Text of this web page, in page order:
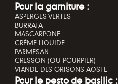
Pour la garniture :
ASPERGES VERTES
BURRATA
MASCARPONE
CRÈME LIQUIDE
PARMESAN
CRESSON (OU POURPIER)
VIANDE DES GRISONS AOSTE
Pour le pesto de basilic :